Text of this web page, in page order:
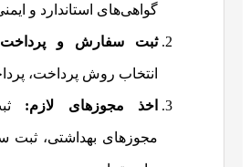
گواهی‌های استاندارد و
ثبت سفارش و
انتخاب روش پرداخت،
اخذ مجوزهای لازم:
مجوزهای بهداشتی، ثبت